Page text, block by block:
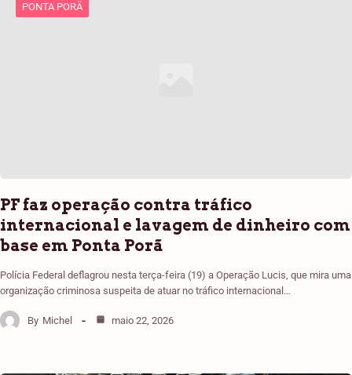
PONTA PORÃ
PF faz operação contra tráfico
internacional e lavagem de dinheiro com
base em Ponta Porã
Polícia Federal deflagrou nesta terça-feira (19) a Operação Lucis, que mira uma
organização criminosa suspeita de atuar no tráfico internacional…
By Michel maio 22, 2026